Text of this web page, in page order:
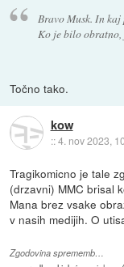
Bravo Musk. In kaj
Ko je bilo
Točno tako.
kow
::4. nov 2023,
Tragikomicno je tale
(drzavni) MMC brisal
Mana brez vsake
v nasih medijih. O
Zgodovina sprememb…